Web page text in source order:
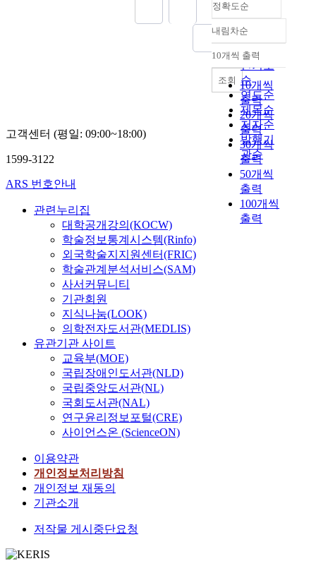
정확도순
정확도
순
인기도
순
연도순
제목순
저자순
발행기
관순
내림차순
내림차순
10개씩 출력
10개씩
출력
20개씩
출력
30개씩
출력
50개씩
출력
100개씩
출력
조회
고객센터 (평일: 09:00~18:00)
1599-3122
ARS 번호안내
관련누리집
대학공개강의(KOCW)
학술정보통계시스템(Rinfo)
외국학술지지원센터(FRIC)
학술관계분석서비스(SAM)
사서커뮤니티
기관회원
지식나눔(LOOK)
의학전자도서관(MEDLIS)
유관기관 사이트
교육부(MOE)
국립장애인도서관(NLD)
국립중앙도서관(NL)
국회도서관(NAL)
연구윤리정보포털(CRE)
사이언스온 (ScienceON)
이용약관
개인정보처리방침
개인정보 재동의
기관소개
저작물 게시중단요청